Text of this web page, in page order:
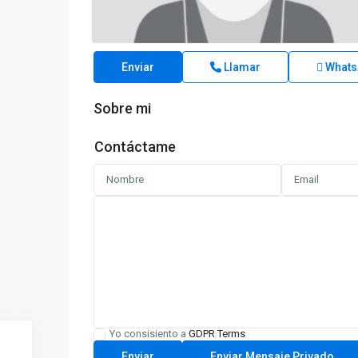
Enviar Llamar
Sobre mi
Contáctame
Yo consisiento a GDPR Terms